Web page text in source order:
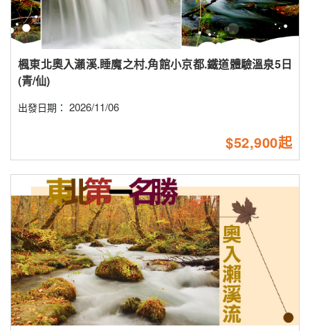
楓東北奧入瀨溪.睡魔之村.角館小京都.鐵道體驗溫泉5日
(青/仙)
出發日期： 2026/11/06
$52,900起